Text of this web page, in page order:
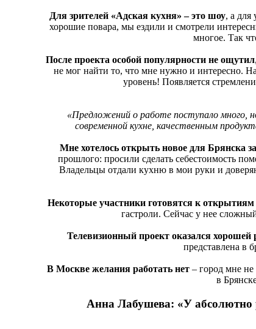
Для зрителей «Адская кухня» – это шоу, а для
хорошие повара, мы ездили и смотрели
многое. Так
После проекта особой популярности не ощутил
не мог найти то, что мне нужно и интересно.
уровень! Появляется
«Предложений о работе поступало много,
современной кухне, качественным
Мне хотелось открыть новое для Брянска
прошлого: просили сделать себестоимость
Владельцы отдали кухню в мои руки и
Некоторые участники готовятся к открытиям
гастроли. Сейчас у нее
Телевизионный проект оказался хорошей
представлена в
В Москве желания работать нет – город мне
в
Анна Лабушева: «У абсолютно